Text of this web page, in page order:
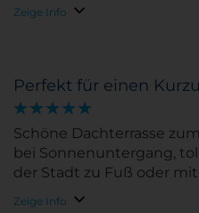
Klare Empfehlung!
Zeige Info
Perfekt für einen
Schöne Dachterrasse
bei Sonnenuntergang,
der Stadt zu Fuß oder
Zeige Info